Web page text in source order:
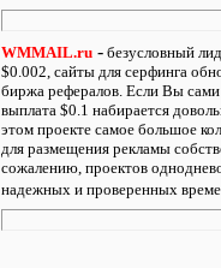
WMMAIL.ru - безусловный
$0.002, сайты для серфинга
биржа рефералов. Если Вы
выплата $0.1 набирается
этом проекте самое большое
для размещения рекламы
сожалению, проектов
надежных и проверенных